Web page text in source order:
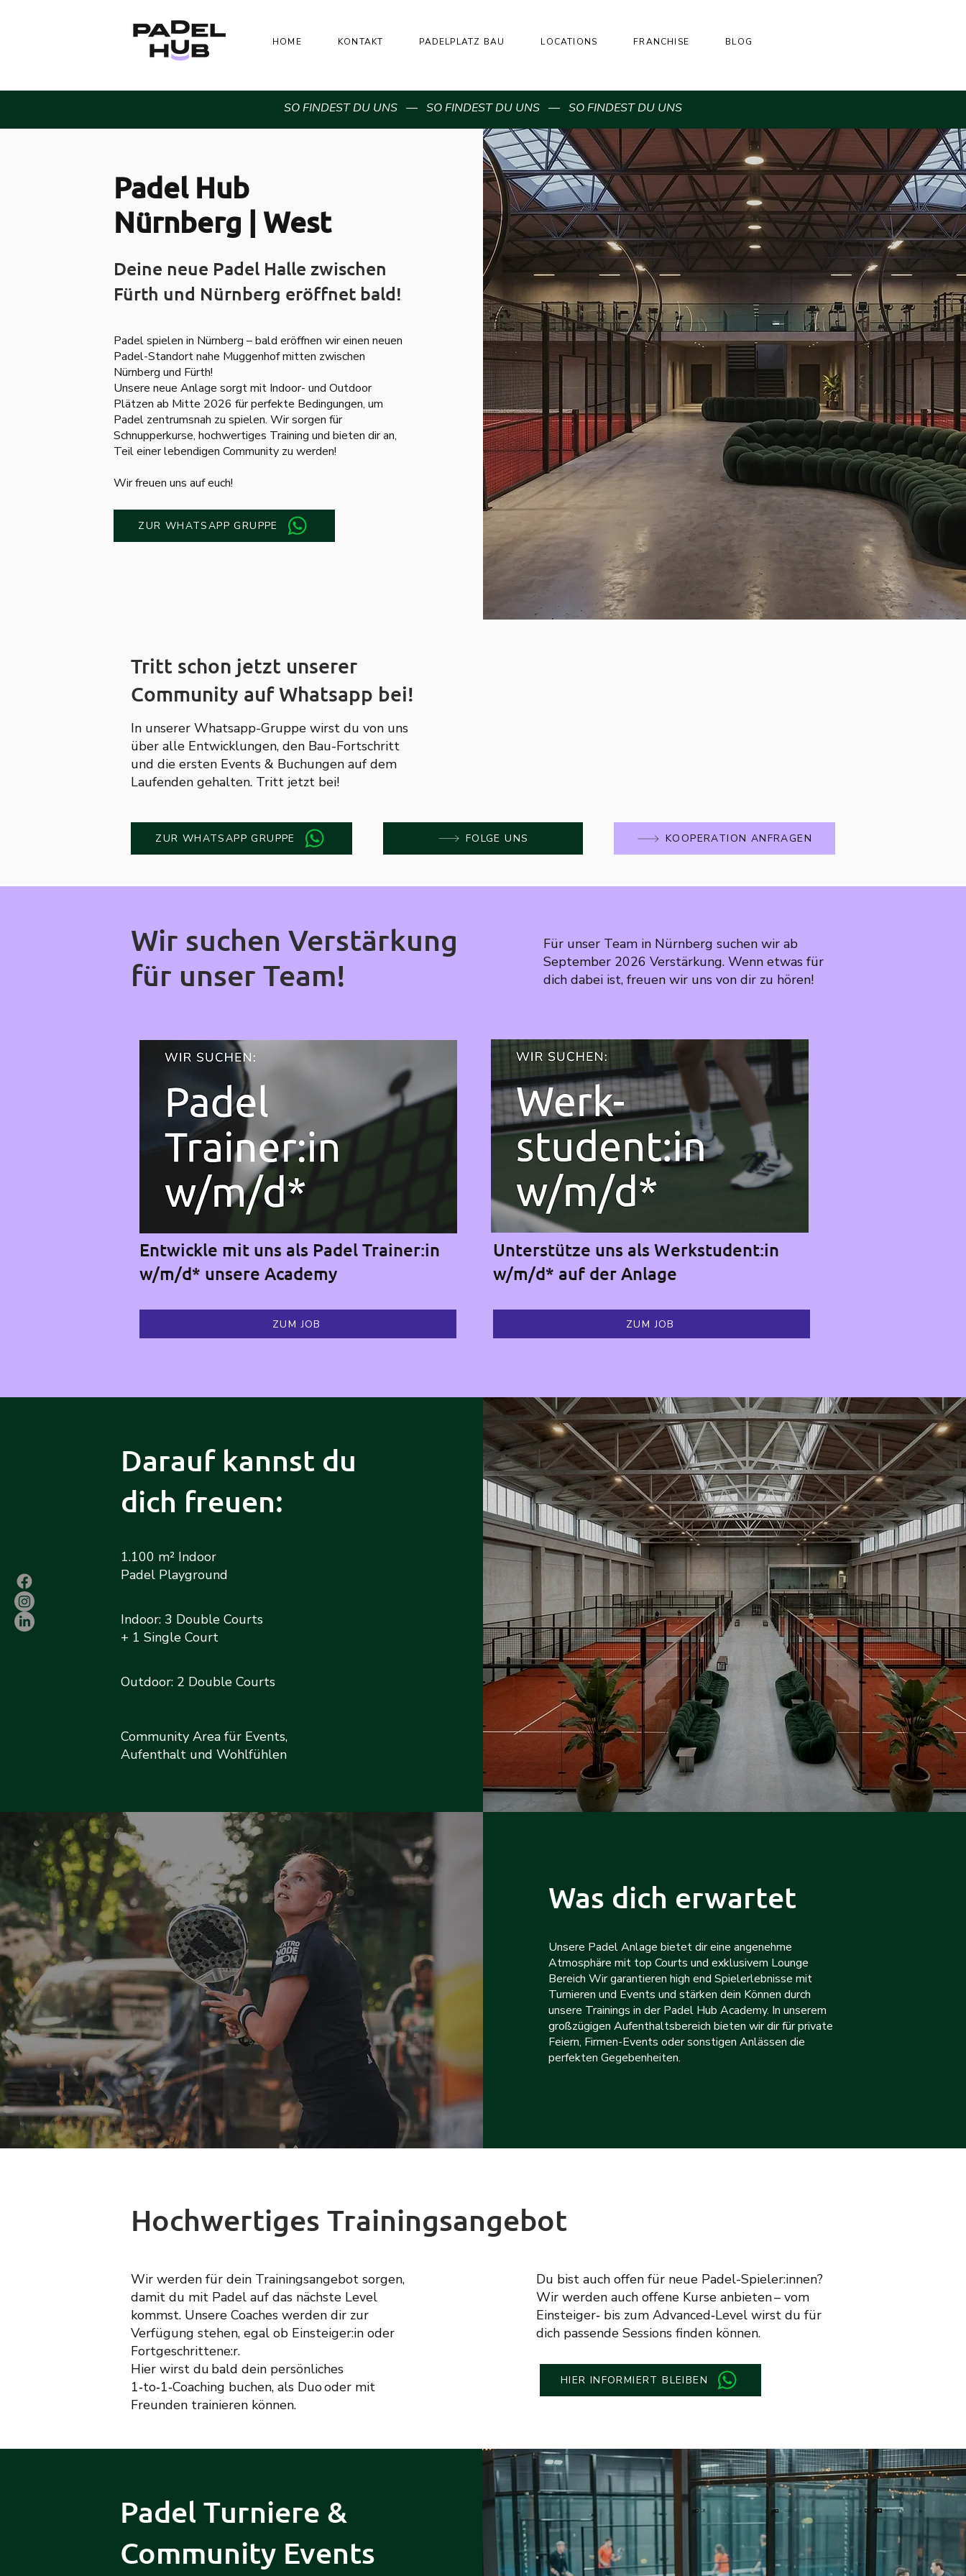
HOME KONTAKT PADELPLATZ BAU LOCATIONS FRANCHISE BLOG
SO FINDEST DU UNS –– SO FINDEST DU UNS –– SO FINDEST DU UNS
Padel Hub
Nürnberg | West
Deine neue Padel Halle zwischen
Fürth und Nürnberg eröffnet bald!
Padel spielen in Nürnberg – bald eröffnen wir einen neuen
Padel-Standort nahe Muggenhof mitten zwischen
Nürnberg und Fürth!
Unsere neue Anlage sorgt mit Indoor- und Outdoor
Plätzen ab Mitte 2026 für perfekte Bedingungen, um
Padel zentrumsnah zu spielen. Wir sorgen für
Schnupperkurse, hochwertiges Training und bieten dir an,
Teil einer lebendigen Community zu werden!
Wir freuen uns auf euch!
ZUR WHATSAPP GRUPPE
Tritt schon jetzt unserer
Community auf Whatsapp bei!
In unserer Whatsapp-Gruppe wirst du von uns
über alle Entwicklungen, den Bau-Fortschritt
und die ersten Events & Buchungen auf dem
Laufenden gehalten. Tritt jetzt bei!
ZUR WHATSAPP GRUPPE FOLGE UNS KOOPERATION ANFRAGEN
Wir suchen Verstärkung
für unser Team!
Für unser Team in Nürnberg suchen wir ab
September 2026 Verstärkung. Wenn etwas für
dich dabei ist, freuen wir uns von dir zu hören!
Entwickle mit uns als Padel Trainer:in
w/m/d* unsere Academy
ZUM JOB
Unterstütze uns als Werkstudent:in
w/m/d* auf der Anlage
ZUM JOB
Darauf kannst du
dich freuen:
1.100 m² Indoor
Padel Playground
Indoor: 3 Double Courts
+ 1 Single Court
Outdoor: 2 Double Courts
Community Area für Events,
Aufenthalt und Wohlfühlen
Was dich erwartet
Unsere Padel Anlage bietet dir eine angenehme
Atmosphäre mit top Courts und exklusivem Lounge
Bereich Wir garantieren high end Spielerlebnisse mit
Turnieren und Events und stärken dein Können durch
unsere Trainings in der Padel Hub Academy. In unserem
großzügigen Aufenthaltsbereich bieten wir dir für private
Feiern, Firmen-Events oder sonstigen Anlässen die
perfekten Gegebenheiten.
Hochwertiges Trainingsangebot
Wir werden für dein Trainingsangebot sorgen,
damit du mit Padel auf das nächste Level
kommst. Unsere Coaches werden dir zur
Verfügung stehen, egal ob Einsteiger:in oder
Fortgeschrittene:r.
Hier wirst du bald dein persönliches
1‑to‑1‑Coaching buchen, als Duo oder mit
Freunden trainieren können.
Du bist auch offen für neue Padel-Spieler:innen?
Wir werden auch offene Kurse anbieten – vom
Einsteiger‑ bis zum Advanced‑Level wirst du für
dich passende Sessions finden können.
HIER INFORMIERT BLEIBEN
Padel Turniere &
Community Events